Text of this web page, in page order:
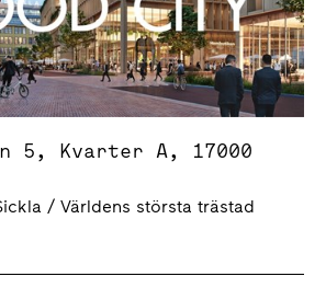
Kvarter A, 17000
/ Världens största trästad